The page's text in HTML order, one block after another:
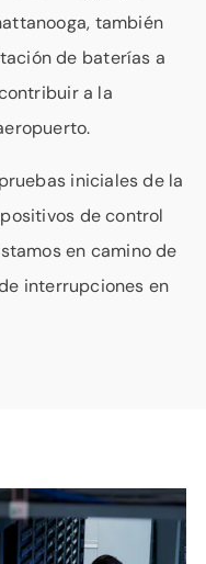
también
de baterías a
a la
iniciales de la
de control
en camino de
interrupciones en